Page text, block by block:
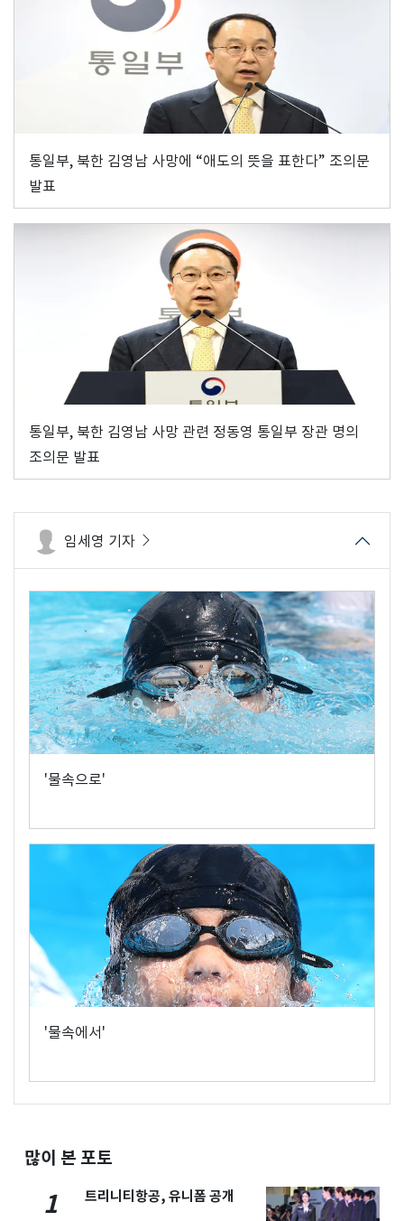
통일부, 북한 김영남 사망에 “애도의 뜻을 표한다” 조의문
발표
통일부, 북한 김영남 사망 관련 정동영 통일부 장관 명의
조의문 발표
임세영 기자
'물속으로'
'물속에서'
많이 본 포토
1 트리니티항공, 유니폼 공개